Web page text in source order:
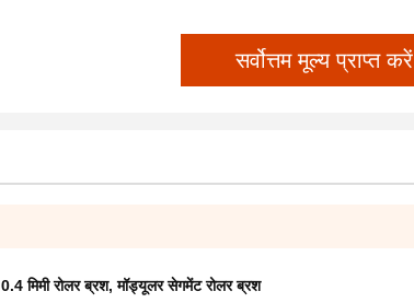
सर्वोत्तम मूल्य प्राप्त करें
0.4 मिमी रोलर ब्रश,मॉड्यूलर सेगमेंट रोलर ब्रश